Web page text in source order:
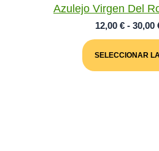
Azulejo Virgen Del
12,00 € - 30,00
SELECCIONAR